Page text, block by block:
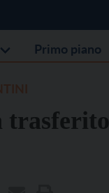
Primo piano